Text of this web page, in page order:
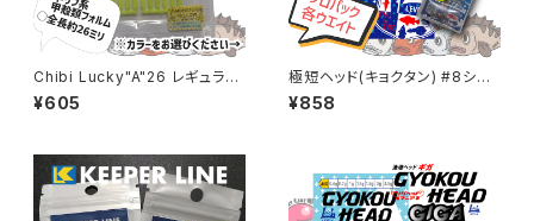
Chibi Lucky"A"26 レギュラー
カラー各色
¥605
極短ヘッド(キョクタン) #8ショ
ート プロパック 各ウエイト【Jig
HeadMania】
¥858